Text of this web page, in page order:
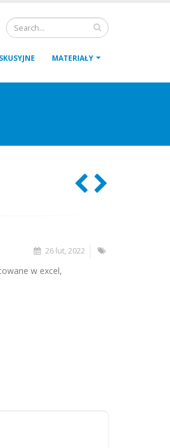
MATERIAŁY
26 lut, 2022
w excel,